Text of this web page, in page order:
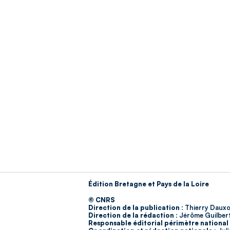
Édition Bretagne et Pays de la Loire
© CNRS
Direction de la publication : Thierry
Direction de la rédaction : Jérôme
Responsable éditorial périmètre national